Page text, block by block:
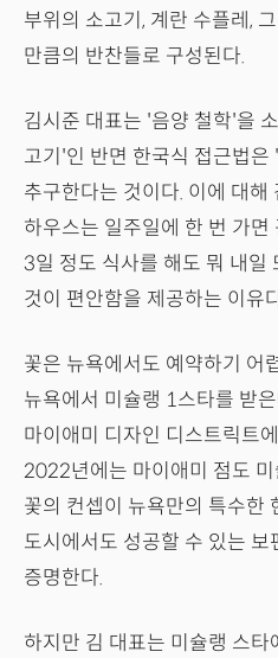
부위의 소고기, 계란 수플레,
만큼의 반찬들로 구성된다.
김시준 대표는 '음양 철학'을
고기'인 반면 한국식 접근법
추구한다는 것이다. 이에 대해
하우스는 일주일에 한 번 가
3일 정도 식사를 해도 뭐 내일
것이 편안함을 제공하는 이유
꽃은 뉴욕에서도 예약하기 어
뉴욕에서 미슐랭 1스타를 받
마이애미 디자인 디스트릭트
2022년에는 마이애미 점도
꽃의 컨셉이 뉴욕만의 특수한
도시에서도 성공할 수 있는
증명한다.
하지만 김 대표는 미슐랭 스타